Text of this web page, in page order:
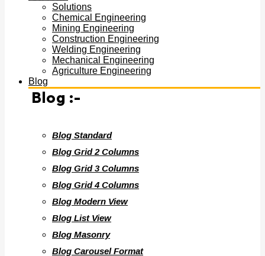
Construction Engineering
Welding Engineering
Mechanical Engineering
Agriculture Engineering
Blog
Blog :-
Blog Standard
Blog Grid 3 Columns
Blog Grid 4 Columns
Blog Modern View
Blog List View
Blog Masonry
Blog Carousel Format
Blog Video Format
Blog Details